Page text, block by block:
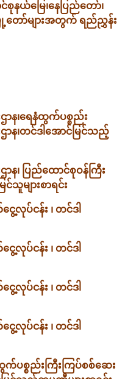
စုနယ်မြေ၊နေပြည်တော်၊
တော်များအတွက် ရည်ညွှန်း
ာန၊‌ရေနံထွက်ပစ္စည်း
ဌာန၊တင်ဒါအောင်မြင်သည့်
န၊ ပြည်ထောင်စုဝန်ကြီး
သူများစာရင်း
ေ့လုပ်ငန်း ၊ တင်ဒါ
ေ့လုပ်ငန်း ၊ တင်ဒါ
ေ့လုပ်ငန်း ၊ တင်ဒါ
ေ့လုပ်ငန်း ၊ တင်ဒါ
က်ပစ္စည်းကြီးကြပ်စစ်ဆေး